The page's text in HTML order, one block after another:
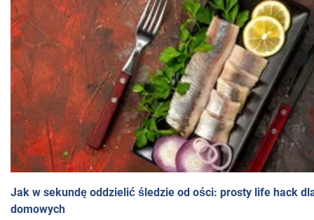
Jak w sekundę oddzielić śledzie od ości: prosty life hack
domowych